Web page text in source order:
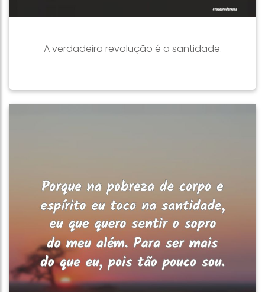
A verdadeira revolução é a santidade.